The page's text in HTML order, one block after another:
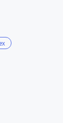
ます。
/ Amazon
Code